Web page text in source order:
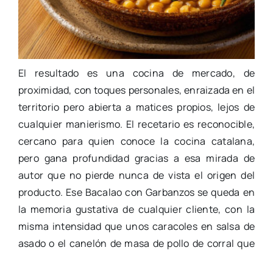
El resultado es una cocina de mercado, de
proximidad, con toques personales, enraizada en el
territorio pero abierta a matices propios, lejos de
cualquier manierismo. El recetario es reconocible,
cercano para quien conoce la cocina catalana,
pero gana profundidad gracias a esa mirada de
autor que no pierde nunca de vista el origen del
producto. Ese Bacalao con Garbanzos se queda en
la memoria gustativa de cualquier cliente, con la
misma intensidad que unos caracoles en salsa de
asado o el canelón de masa de pollo de corral que